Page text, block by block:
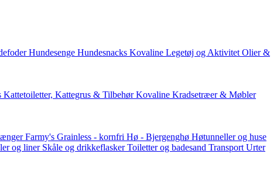
Hundesenge Hundesnacks Kovaline Legetøj og Aktivitet Olier &
Kattetoiletter, Kattegrus & Tilbehør Kovaline Kradsetræer & Møbler
Farmy's Grainless - kornfri Hø - Bjergenghø Høtunneller og huse
og liner Skåle og drikkeflasker Toiletter og badesand Transport Urter